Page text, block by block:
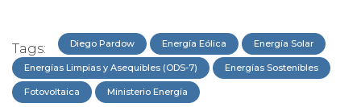
Tags: Diego Pardow Energía Eólica Energía Solar
Energías Limpias y Asequibles (ODS-7) Energías Sostenibles
Fotovoltaica Ministerio Energía